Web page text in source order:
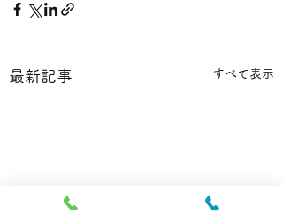
最新記事 すべて表示